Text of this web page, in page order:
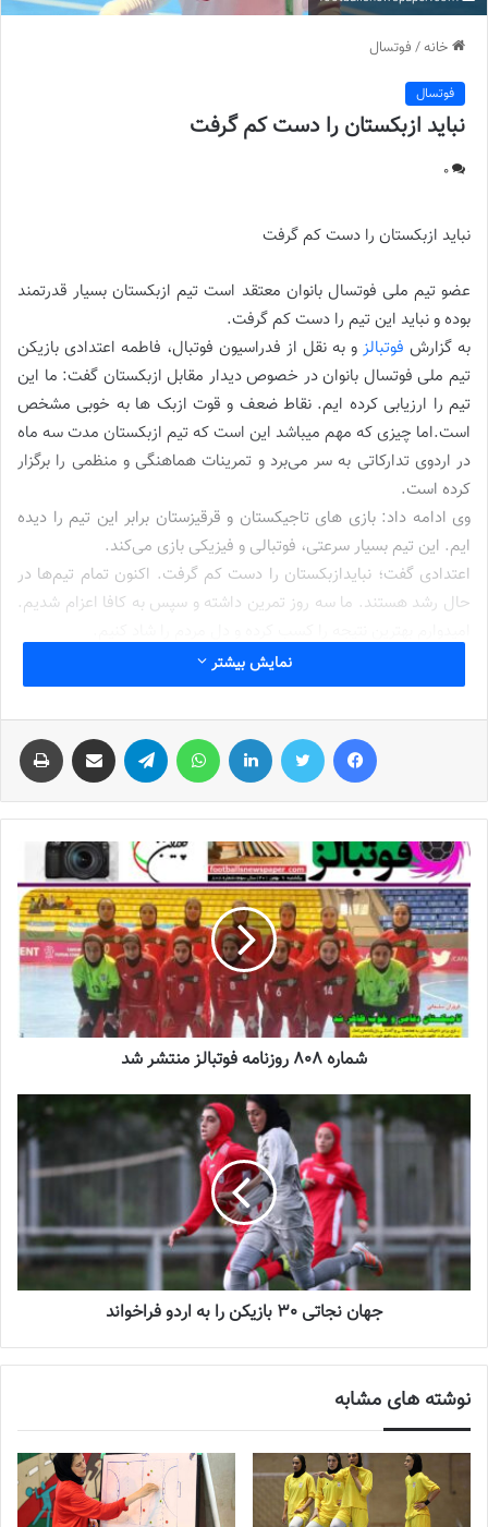
خانه/ فوتسال
فوتسال
نباید ازبکستان را دست کم گرفت
0
نباید ازبکستان را دست کم گرفت
عضو تیم ملی فوتسال بانوان معتقد است تیم ازبکستان بسیار قدرتمند
بوده و نباید این تیم را دست کم گرفت.
به گزارش فوتبالز و به نقل از فدراسیون فوتبال، فاطمه اعتدادی بازیکن
تیم ملی فوتسال بانوان در خصوص دیدار مقابل ازبکستان گفت: ما این
تیم را ارزیابی کرده ایم. نقاط ضعف و قوت ازبک ها به خوبی مشخص
است.اما چیزی که مهم میباشد این است که تیم ازبکستان مدت سه ماه
در اردوی تدارکاتی به سر می‌برد و تمرینات هماهنگی و منظمی را برگزار
کرده است.
وی ادامه داد: بازی های تاجیکستان و قرقیزستان برابر این تیم را دیده
ایم. این تیم بسیار سرعتی، فوتبالی و فیزیکی بازی می‌کند.
اعتدادی گفت؛ نبایدازبکستان را دست کم گرفت. اکنون تمام تیم‌ها در
حال رشد هستند. ما سه روز تمرین داشته و سپس به کافا اعزام شدیم.
برچسب ها تیم ملی فوتسال روزنامه فوتبالز فاطمه اعتدادی
فوتسال
فوتسال بانوان
فوتسال زنان
نمایش بیشتر
شماره 808 روزنامه فوتبالز منتشر شد
جهان نجاتی 30 بازیکن را به اردو فراخواند
نوشته های مشابه